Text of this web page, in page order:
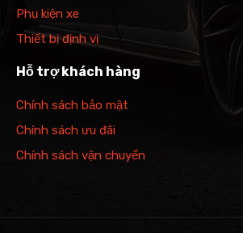
Phụ kiện xe
Thiết bị định vị
Hỗ trợ khách hàng
Chính sách bảo mật
Chính sách ưu đãi
Chính sách vận chuyển